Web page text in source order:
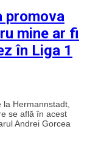
promova
mine ar fi
în Liga 1
Hermannstadt,
se află în acest
Andrei Gorcea